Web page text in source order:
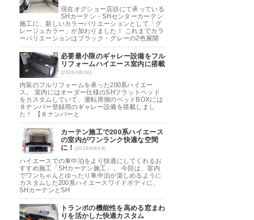
現在オグショー店頭にて承っている
SHカーテン・SHセンターカーテン
施工に、新しいカラーバリエーションとして「グ
レージュカラー」が加わりました！ これまでカラ
ーバリエーションはブラック・グレーの2色展開
必要最小限のギャレー設備をフル
リフォームハイエース室内に搭載
(2026/06/26)
内装のフルリフォームを承った200系ハイエー
ス。 室内にはオーダー仕様のSHフラットベッド
をカスタムしていて、運転席側のベッドBOXには
８ナンバー登録用のギャレー設備を搭載しまし
た！ 【８ナンバーと
カーテン施工で200系ハイエース
の室内がワンランク快適な空間
に！ (2026/06/19)
ハイエースでの車中泊をより快適にしてくれるお
すすめ施工「SHカーテン施工」。 今回は、室内
でワンちゃんとゆったり車中泊が楽しめるように
カスタムした200系ハイエースワイドボディに、
SHカーテンとSH
トランポの機能性を高める窓まわ
りを活かした快適カスタム